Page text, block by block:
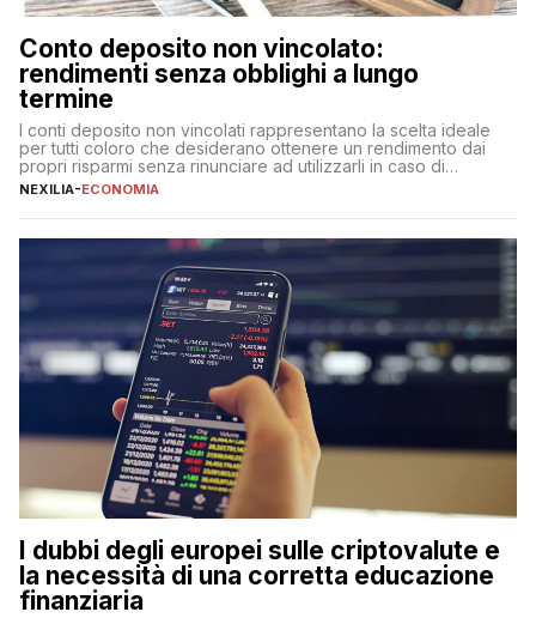
Conto deposito non vincolato:
rendimenti senza obblighi a lungo
termine
I conti deposito non vincolati rappresentano la scelta ideale
per tutti coloro che desiderano ottenere un rendimento dai
propri risparmi senza rinunciare ad utilizzarli in caso di
necessità. A differenza delle forme vincolate tradizionali,
flessibilità e rendimento. Come funzionano […]
NEXILIA-ECONOMIA
I dubbi degli europei sulle criptovalute e
la necessità di una corretta educazione
finanziaria